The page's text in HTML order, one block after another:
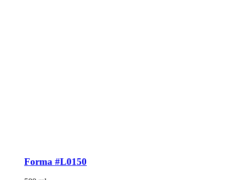
Forma #L0150